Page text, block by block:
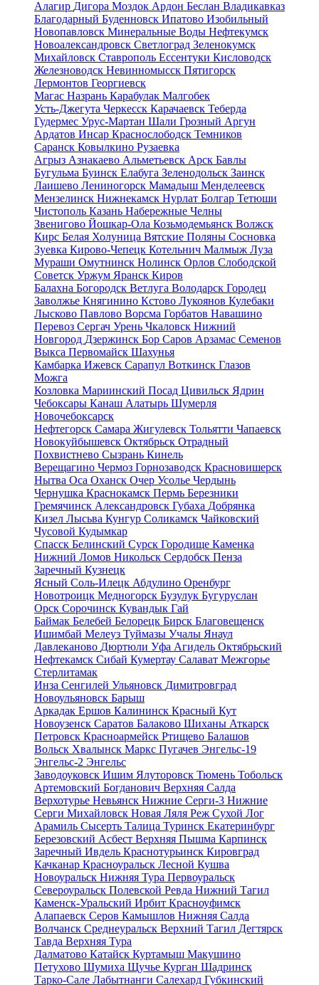
Алагир Дигора Моздок Ардон Беслан Владикавказ
Благодарный Буденновск Ипатово Изобильный
Новопавловск Минеральные Воды Нефтекумск
Новоалександровск Светлоград Зеленокумск
Михайловск Ставрополь Ессентуки Кисловодск
Железноводск Невинномысск Пятигорск
Лермонтов Георгиевск
Магас Назрань Карабулак Малгобек
Усть-Джегута Черкесск Карачаевск Теберда
Гудермес Урус-Мартан Шали Грозный Аргун
Ардатов Инсар Краснослободск Темников
Саранск Ковылкино Рузаевка
Агрыз Азнакаево Альметьевск Арск Бавлы
Бугульма Буинск Елабуга Зеленодольск Заинск
Лаишево Лениногорск Мамадыш Менделеевск
Мензелинск Нижнекамск Нурлат Болгар Тетюши
Чистополь Казань Набережные Челны
Звенигово Йошкар-Ола Козьмодемьянск Волжск
Кирс Белая Холуница Вятские Поляны Сосновка
Зуевка Кирово-Чепецк Котельнич Малмыж Луза
Мураши Омутнинск Нолинск Орлов Слободской
Советск Уржум Яранск Киров
Балахна Богородск Ветлуга Володарск Городец
Заволжье Княгинино Кстово Лукоянов Кулебаки
Лысково Павлово Ворсма Горбатов Навашино
Перевоз Сергач Урень Чкаловск Нижний
Новгород Дзержинск Бор Саров Арзамас Семенов
Выкса Первомайск Шахунья
Камбарка Ижевск Сарапул Воткинск Глазов
Можга
Козловка Мариинский Посад Цивильск Ядрин
Чебоксары Канаш Алатырь Шумерля
Новочебоксарск
Нефтегорск Самара Жигулевск Тольятти Чапаевск
Новокуйбышевск Октябрьск Отрадный
Похвистнево Сызрань Кинель
Верещагино Чермоз Горнозаводск Красновишерск
Нытва Оса Оханск Очер Усолье Чердынь
Чернушка Краснокамск Пермь Березники
Гремячинск Александровск Губаха Добрянка
Кизел Лысьва Кунгур Соликамск Чайковский
Чусовой Кудымкар
Спасск Белинский Сурск Городище Каменка
Нижний Ломов Никольск Сердобск Пенза
Заречный Кузнецк
Ясный Соль-Илецк Абдулино Оренбург
Новотроицк Медногорск Бузулук Бугуруслан
Орск Сорочинск Кувандык Гай
Баймак Белебей Белорецк Бирск Благовещенск
Ишимбай Мелеуз Туймазы Учалы Янаул
Давлеканово Дюртюли Уфа Агидель Октябрьский
Нефтекамск Сибай Кумертау Салават Межгорье
Стерлитамак
Инза Сенгилей Ульяновск Димитровград
Новоульяновск Барыш
Аркадак Ершов Калининск Красный Кут
Новоузенск Саратов Балаково Шиханы Аткарск
Петровск Красноармейск Ртищево Балашов
Вольск Хвалынск Маркс Пугачев Энгельс-19
Энгельс-2 Энгельс
Заводоуковск Ишим Ялуторовск Тюмень Тобольск
Артемовский Богданович Верхняя Салда
Верхотурье Невьянск Нижние Серги-3 Нижние
Серги Михайловск Новая Ляля Реж Сухой Лог
Арамиль Сысерть Талица Туринск Екатеринбург
Березовский Асбест Верхняя Пышма Карпинск
Заречный Ивдель Краснотурьинск Кировград
Качканар Красноуральск Лесной Кушва
Новоуральск Нижняя Тура Первоуральск
Североуральск Полевской Ревда Нижний Тагил
Каменск-Уральский Ирбит Красноуфимск
Алапаевск Серов Камышлов Нижняя Салда
Волчанск Среднеуральск Верхний Тагил Дегтярск
Тавда Верхняя Тура
Далматово Катайск Куртамыш Макушино
Петухово Шумиха Щучье Курган Шадринск
Тарко-Сале Лабытнанги Салехард Губкинский